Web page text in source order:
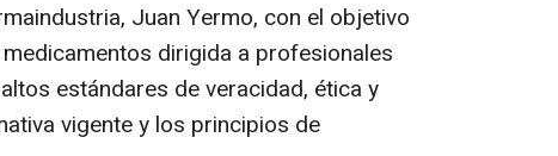
Juan Yermo, con el objetivo
dirigida a profesionales
estándares de veracidad, ética y
vigente y los principios de